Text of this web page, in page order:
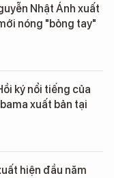
Nhật Ánh xuất
nóng "bỏng tay"
ký nổi tiếng của
xuất bản tại
hiện đầu năm